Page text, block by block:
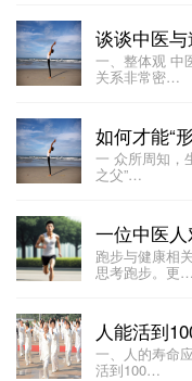
谈谈中医
一、整体观 中
关系非常密…
如何才能“
一 众所周知，
之父”…
一位中医
跑步与健康相
思考跑步。更…
人能活到
一、人的寿命
活到100…